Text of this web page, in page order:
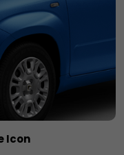
Icon​